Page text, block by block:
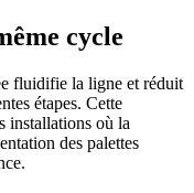
cycle
fluidifie la ligne et réduit
étapes. Cette
installations où la
des palettes